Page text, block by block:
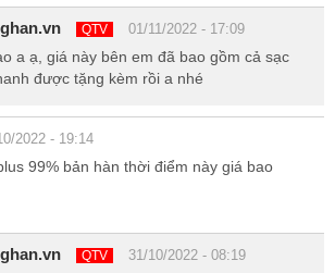
những đánh giá chi tiết về Galaxy S20 Plus
- Flagship 5G đáng sở hữu trong năm 2020.
bạn không nhanh tay liên hệ ngay với
hotline: 0967.020.020 hoặc truy cập vào
QTV 01/11/2022 - 17:09
a ạ, giá này bên em đã bao gồm cả sạc
được tặng kèm rồi a nhé
2022 - 19:14
99% bản hàn thời điểm này giá bao
QTV 31/10/2022 - 08:19